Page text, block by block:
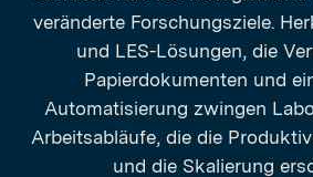
veränderte Forschungsziele.
und LES-Lösungen, die
Papierdokumenten und
Automatisierung zwingen
Arbeitsabläufe, die die
und die Skalierung